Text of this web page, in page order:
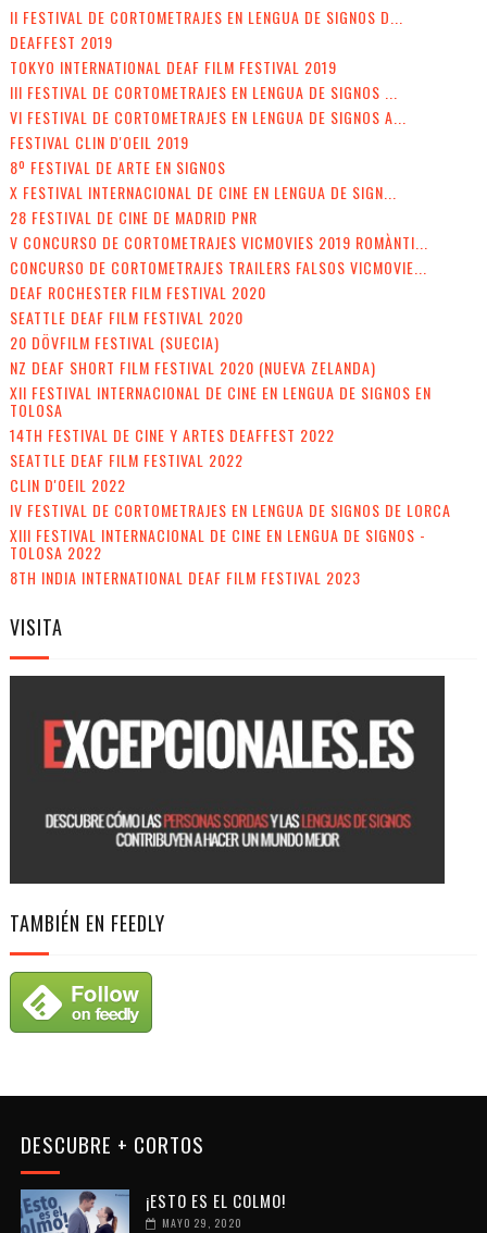
II FESTIVAL DE CORTOMETRAJES EN LENGUA DE SIGNOS D...
DEAFFEST 2019
TOKYO INTERNATIONAL DEAF FILM FESTIVAL 2019
III FESTIVAL DE CORTOMETRAJES EN LENGUA DE SIGNOS ...
VI FESTIVAL DE CORTOMETRAJES EN LENGUA DE SIGNOS A...
FESTIVAL CLIN D'OEIL 2019
8º FESTIVAL DE ARTE EN SIGNOS
X FESTIVAL INTERNACIONAL DE CINE EN LENGUA DE SIGN...
28 FESTIVAL DE CINE DE MADRID PNR
V CONCURSO DE CORTOMETRAJES VICMOVIES 2019 ROMÀNTI...
CONCURSO DE CORTOMETRAJES TRAILERS FALSOS VICMOVIE...
DEAF ROCHESTER FILM FESTIVAL 2020
SEATTLE DEAF FILM FESTIVAL 2020
20 DÖVFILM FESTIVAL (SUECIA)
NZ DEAF SHORT FILM FESTIVAL 2020 (NUEVA ZELANDA)
XII FESTIVAL INTERNACIONAL DE CINE EN LENGUA DE SIGNOS EN
TOLOSA
14TH FESTIVAL DE CINE Y ARTES DEAFFEST 2022
SEATTLE DEAF FILM FESTIVAL 2022
CLIN D'OEIL 2022
IV FESTIVAL DE CORTOMETRAJES EN LENGUA DE SIGNOS DE LORCA
XIII FESTIVAL INTERNACIONAL DE CINE EN LENGUA DE SIGNOS -
TOLOSA 2022
8TH INDIA INTERNATIONAL DEAF FILM FESTIVAL 2023
VISITA
TAMBIÉN EN FEEDLY
DESCUBRE + CORTOS
¡ESTO ES EL COLMO!
MAYO 29, 2020